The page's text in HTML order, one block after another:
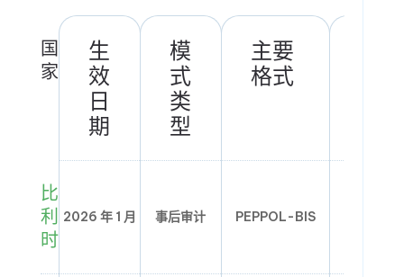
国
家
生
效
日
期
模
式
类
型
主要
格式
比
利
时
2026 年 1 月 事后审计 PEPPOL-BIS